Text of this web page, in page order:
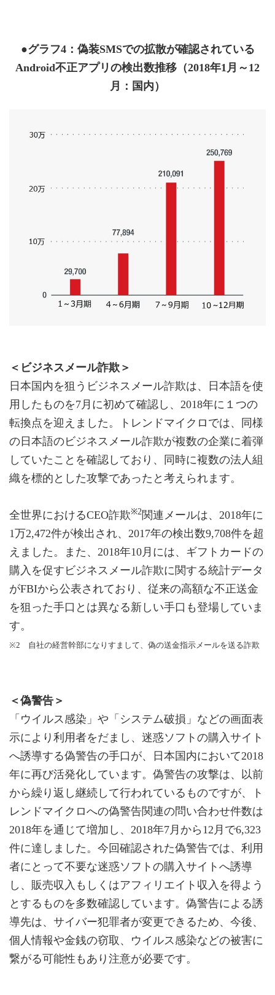
●グラフ4：偽装SMSでの拡散が確認されている
Android不正アプリの検出数推移（2018年1月～12
月：国内）
＜ビジネスメール詐欺＞
日本国内を狙うビジネスメール詐欺は、日本語を使
用したものを7月に初めて確認し、2018年に１つの
転換点を迎えました。トレンドマイクロでは、同様
の日本語のビジネスメール詐欺が複数の企業に着弾
していたことを確認しており、同時に複数の法人組
織を標的とした攻撃であったと考えられます。
全世界におけるCEO詐欺※2関連メールは、2018年に
1万2,472件が検出され、2017年の検出数9,708件を超
えました。また、2018年10月には、ギフトカードの
購入を促すビジネスメール詐欺に関する統計データ
がFBIから公表されており、従来の高額な不正送金
を狙った手口とは異なる新しい手口も登場していま
す。
※2 自社の経営幹部になりすまして、偽の送金指示メールを送る詐欺
＜偽警告＞
「ウイルス感染」や「システム破損」などの画面表
示により利用者をだまし、迷惑ソフトの購入サイト
へ誘導する偽警告の手口が、日本国内において2018
年に再び活発化しています。偽警告の攻撃は、以前
から繰り返し継続して行われているものですが、ト
レンドマイクロへの偽警告関連の問い合わせ件数は
2018年を通じて増加し、2018年7月から12月で6,323
件に達しました。今回確認された偽警告では、利用
者にとって不要な迷惑ソフトの購入サイトへ誘導
し、販売収入もしくはアフィリエイト収入を得よう
とするものを多数確認しています。偽警告による誘
導先は、サイバー犯罪者が変更できるため、今後、
個人情報や金銭の窃取、ウイルス感染などの被害に
繋がる可能性もあり注意が必要です。